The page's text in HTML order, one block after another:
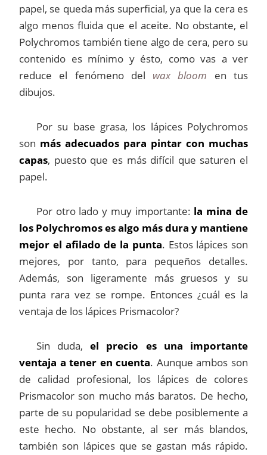
papel, se queda más superficial, ya que la cera es
algo menos fluida que el aceite. No obstante, el
Polychromos también tiene algo de cera, pero su
contenido es mínimo y ésto, como vas a ver
reduce el fenómeno del wax bloom en tus
dibujos.
Por su base grasa, los lápices Polychromos
son más adecuados para pintar con muchas
capas, puesto que es más difícil que saturen el
papel.
Por otro lado y muy importante: la mina de
los Polychromos es algo más dura y mantiene
mejor el afilado de la punta. Estos lápices son
mejores, por tanto, para pequeños detalles.
Además, son ligeramente más gruesos y su
punta rara vez se rompe. Entonces ¿cuál es la
ventaja de los lápices Prismacolor?
Sin duda,el precio es una importante
ventaja a tener en cuenta. Aunque ambos son
de calidad profesional, los lápices de colores
Prismacolor son mucho más baratos. De hecho,
parte de su popularidad se debe posiblemente a
este hecho. No obstante, al ser más blandos,
también son lápices que se gastan más rápido.